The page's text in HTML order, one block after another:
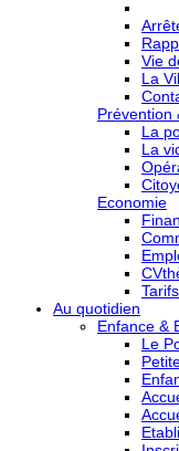
Vie
La
Prévention
La
La
Economie
Au quotidien
Enfance &
Le